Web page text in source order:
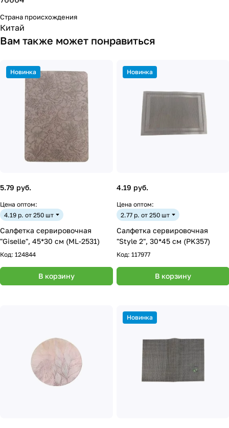
Страна происхождения
Китай
Вам также может понравиться
Новинка
5.79 руб.
Цена оптом:
4.19 р. от 250 шт
Салфетка сервировочная
"Giselle", 45*30 см (ML-2531)
Код: 124844
В корзину
Новинка
4.19 руб.
Цена оптом:
2.77 р. от 250 шт
Салфетка сервировочная
"Style 2", 30*45 см (PK357)
Код: 117977
В корзину
Новинка